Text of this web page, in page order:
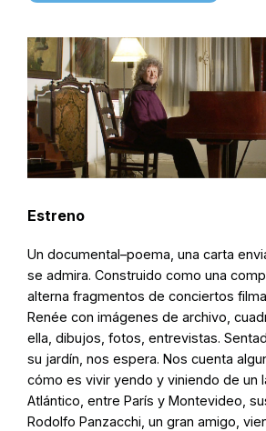
Estreno
Un documental–poema, una carta
se admira. Construido como una
alterna fragmentos de conciertos
Renée con imágenes de archivo,
ella, dibujos, fotos, entrevistas.
su jardín, nos espera. Nos cuenta
cómo es vivir yendo y viniendo de un
Atlántico, entre París y Montevideo,
Rodolfo Panzacchi, un gran amigo,